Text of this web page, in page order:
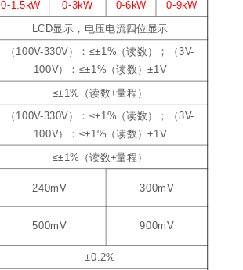
0-1.5kW 0-3kW 0-6kW
0-9kW
LCD显示，电压电流四位显示
（100V-330V）：≤±1%（读数）；（3V-
100V）：≤±1%（读数）±1V
≤±1%（读数+量程）
（100V-330V）：≤±1%（读数）；（3V-
100V）：≤±1%（读数）±1V
≤±1%（读数+量程）
240mV 300mV
500mV 900mV
±0.2%